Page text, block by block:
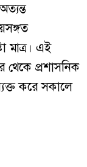
মাত্র। এই
থেকে প্রশাসনিক
করে সকালে